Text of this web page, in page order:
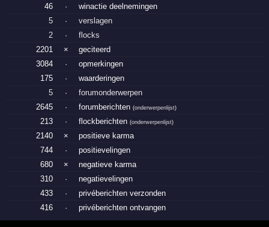
46
·
winactie deelnemingen
5
·
verslagen
2
·
flocks
2201
×
geciteerd
3084
·
opmerkingen
175
·
waarderingen
5
·
forumonderwerpen
2645
· forumberichten(onderwerpenlijst)
213 · flockberichten(onderwerpenlijst)
2140 ×
positieve karma
744
·
positievelingen
680
×
negatieve karma
310
·
negatievelingen
433
·
privéberichten verzonden
416
· privéberichten ontvangen